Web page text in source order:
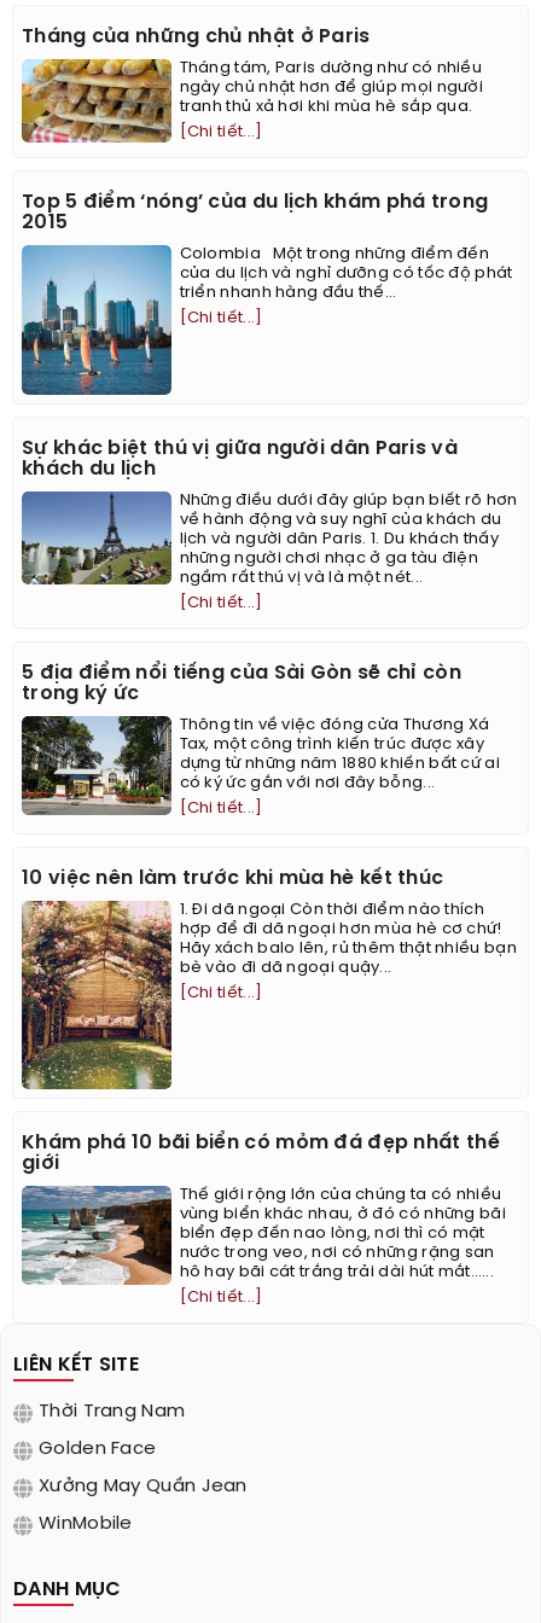
Tháng của những chủ nhật ở Paris
Tháng tám, Paris dường như có nhiều
ngày chủ nhật hơn để giúp mọi người
tranh thủ xả hơi khi mùa hè sắp qua.
[Chi tiết...]
Top 5 điểm ‘nóng’ của du lịch khám phá trong
2015
Colombia Một trong những điểm đến
của du lịch và nghỉ dưỡng có tốc độ phát
triển nhanh hàng đầu thế...
[Chi tiết...]
Sự khác biệt thú vị giữa người dân Paris và
khách du lịch
Những điều dưới đây giúp bạn biết rõ hơn
về hành động và suy nghĩ của khách du
lịch và người dân Paris. 1. Du khách thấy
những người chơi nhạc ở ga tàu điện
ngầm rất thú vị và là một nét...
[Chi tiết...]
5 địa điểm nổi tiếng của Sài Gòn sẽ chỉ còn
trong ký ức
Thông tin về việc đóng cửa Thương Xá
Tax, một công trình kiến trúc được xây
dựng từ những năm 1880 khiến bất cứ ai
có ký ức gắn với nơi đây bỗng...
[Chi tiết...]
10 việc nên làm trước khi mùa hè kết thúc
1. Đi dã ngoại Còn thời điểm nào thích
hợp để đi dã ngoại hơn mùa hè cơ chứ!
Hãy xách balo lên, rủ thêm thật nhiều bạn
bè vào đi dã ngoại quậy...
[Chi tiết...]
Khám phá 10 bãi biển có mỏm đá đẹp nhất thế
giới
Thế giới rộng lớn của chúng ta có nhiều
vùng biển khác nhau, ở đó có những bãi
biển đẹp đến nao lòng, nơi thì có mặt
nước trong veo, nơi có những rặng san
hô hay bãi cát trắng trải dài hút mắt…...
[Chi tiết...]
LIÊN KẾT SITE
Thời Trang Nam
Golden Face
Xưởng May Quần Jean
WinMobile
DANH MỤC